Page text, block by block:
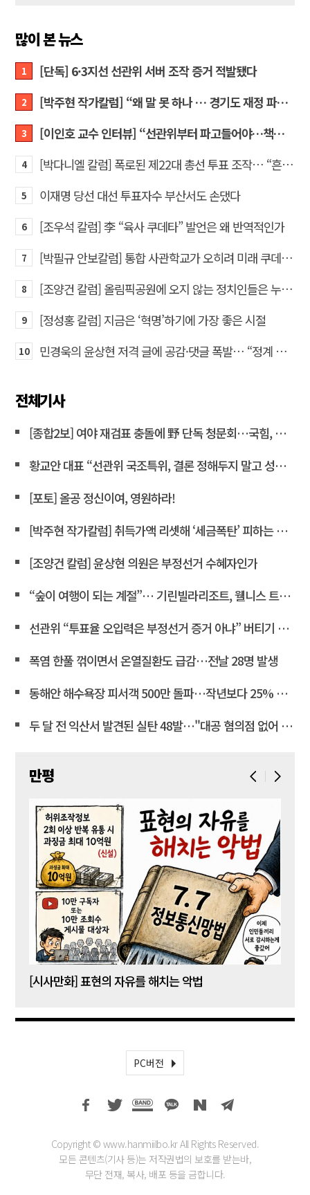
많이 본 뉴스
1 [단독] 6·3지선 선관위 서버 조작 증거 적발됐다
2 [박주현 작가칼럼] “왜 말 못 하나 … 경기도 재정 파탄의 진짜 원인을”
3 [이인호 교수 인터뷰] “선관위부터 파고들어야…책임자 직접 고발하라”
4 [박다니엘 칼럼] 폭로된 제22대 총선 투표 조작… “흔들리는 가짜 국회의원들”
5 이재명 당선 대선 투표자수 부산서도 손댔다
6 [조우석 칼럼] 李 “육사 쿠데타” 발언은 왜 반역적인가
7 [박필규 안보칼럼] 통합 사관학교가 오히려 미래 쿠데타의 통로가 되는 이유
8 [조양건 칼럼] 올림픽공원에 오지 않는 정치인들은 누구인가
9 [정성홍 칼럼] 지금은 ‘혁명’하기에 가장 좋은 시절
10 민경욱의 윤상현 저격 글에 공감·댓글 폭발… “정계 퇴출” 목소리도
전체기사
[종합2보] 여야 재검표 충돌에 野 단독 청문회…국힘, 전산조작 질타<연합뉴스>
황교안 대표 “선관위 국조특위, 결론 정해두지 말고 성역 없이 파헤쳐라”
[포토] 올공 정신이여, 영원하라!
[박주현 작가칼럼] 취득가액 리셋해 ‘세금폭탄’ 피하는 강남 주택 보유자들… “이것은 국가 주도 상식 붕괴 현장”
[조양건 칼럼] 윤상현 의원은 부정선거 수혜자인가
“숲이 여행이 되는 계절”… 기린빌라리조트, 웰니스 트래킹 패키지 운영
선관위 “투표율 오입력은 부정선거 증거 아냐” 버티기 작전에 국민 공분
폭염 한풀 꺾이면서 온열질환도 급감…전날 28명 발생
동해안 해수욕장 피서객 500만 돌파…작년보다 25% 급감
두 달 전 익산서 발견된 실탄 48발…"대공 혐의점 없어 폐기"
만평
[시사만화] 표현의 자유를 해치는 악법
PC버전
Copyright © www.hanmiilbo.kr All Rights Reserved.
모든 콘텐츠(기사 등)는 저작권법의 보호를 받는바,
무단 전재, 복사, 배포 등을 금합니다.